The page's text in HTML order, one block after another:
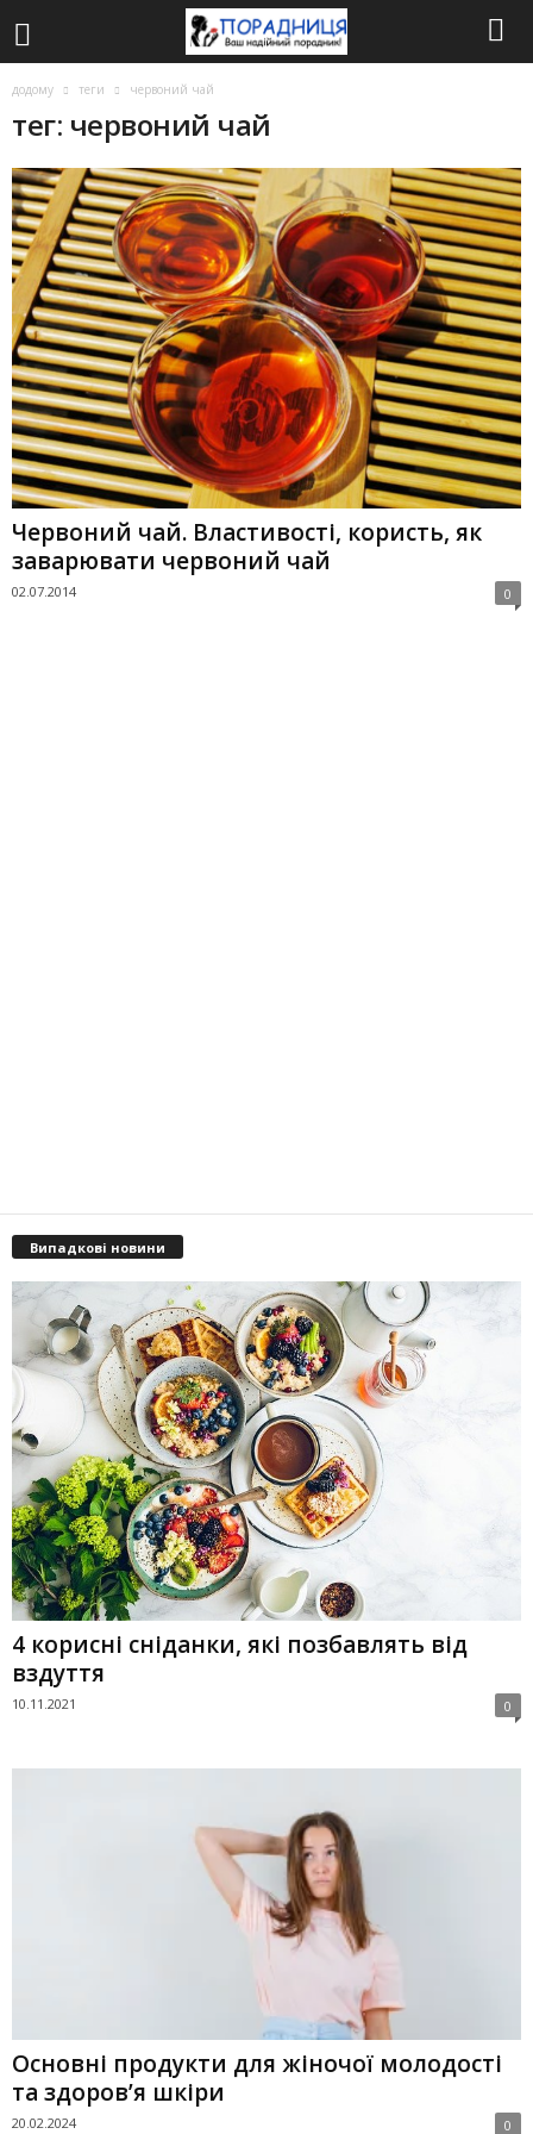
додому теги червоний чай
тег: червоний чай
Червоний чай. Властивості, користь, як
заварювати червоний чай
02.07.2014 0
Випадкові новини
4 корисні сніданки, які позбавлять від
вздуття
10.11.2021 0
Основні продукти для жіночої молодості
та здоров’я шкіри
20.02.2024 0